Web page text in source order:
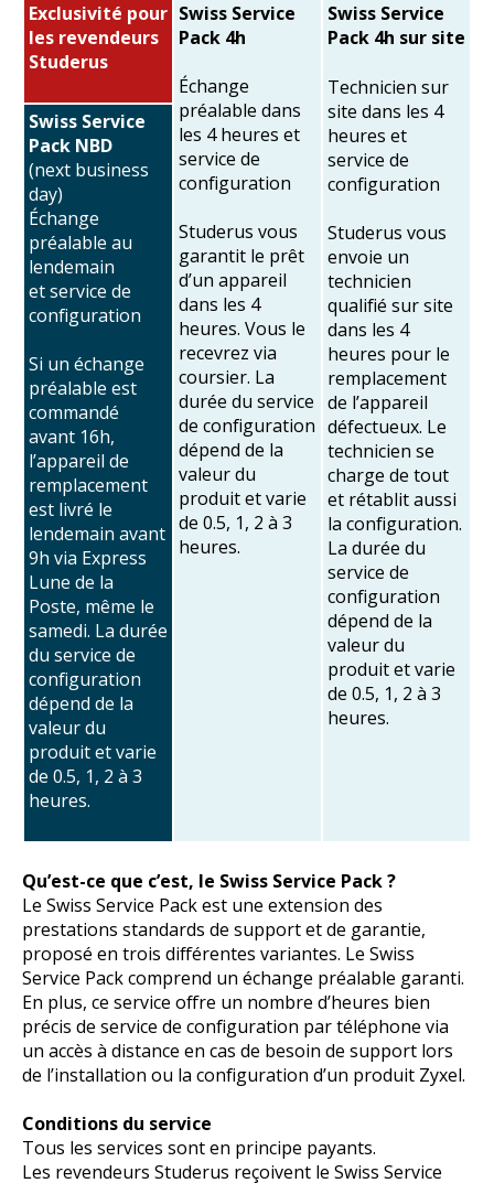
Exclusivité pour
les revendeurs
Studerus
Swiss Service
Pack 4h
Échange
préalable dans
les 4 heures et
service de
configuration
Studerus vous
garantit le prêt
d’un appareil
dans les 4
heures. Vous le
recevrez via
coursier. La
durée du service
de configuration
dépend de la
valeur du
produit et varie
de 0.5, 1, 2 à 3
heures.
Swiss Service
Pack 4h sur site
Technicien sur
site dans les 4
heures et
service de
configuration
Studerus vous
envoie un
technicien
qualifié sur site
dans les 4
heures pour le
remplacement
de l’appareil
défectueux. Le
technicien se
charge de tout
et rétablit aussi
la configuration.
La durée du
service de
configuration
dépend de la
valeur du
produit et varie
de 0.5, 1, 2 à 3
heures.
Swiss Service
Pack NBD
(next business
day)
Échange
préalable au
lendemain
et service de
configuration
Si un échange
préalable est
commandé
avant 16h,
l’appareil de
remplacement
est livré le
lendemain avant
9h via Express
Lune de la
Poste, même le
samedi. La durée
du service de
configuration
dépend de la
valeur du
produit et varie
de 0.5, 1, 2 à 3
heures.
Qu’est-ce que c’est, le Swiss Service Pack ?
Le Swiss Service Pack est une extension des
prestations standards de support et de garantie,
proposé en trois différentes variantes. Le Swiss
Service Pack comprend un échange préalable garanti.
En plus, ce service offre un nombre d’heures bien
précis de service de configuration par téléphone via
un accès à distance en cas de besoin de support lors
de l’installation ou la configuration d’un produit Zyxel.
Conditions du service
Tous les services sont en principe payants.
Les revendeurs Studerus reçoivent le Swiss Service